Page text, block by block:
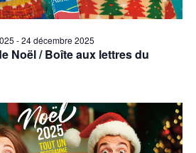
Noël / Boîte aux lettres du
-24 décembre 2025